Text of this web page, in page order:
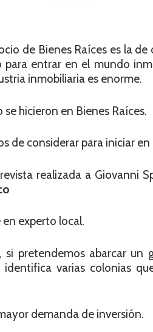
de Bienes Raíces es la
entrar en el mundo
inmobiliaria es enorme.
hicieron en Bienes Raíces.
de considerar para iniciar
realizada a Giovanni
experto local.
si pretendemos abarcar
varias colonias
demanda de inversión.